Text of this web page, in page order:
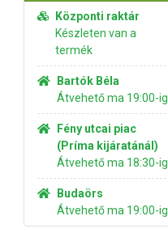
Központi raktár
Készleten van a
termék
Bartók Béla
Átvehető ma 19:00-ig
Fény utcai piac
(Príma kijáratánál)
Átvehető ma 18:30-ig
Budaörs
Átvehető ma 19:00-ig